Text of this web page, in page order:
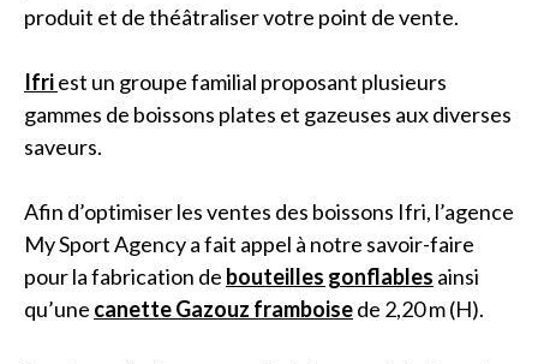
produit et de théâtraliser votre point de vente.
Ifriest un groupe familial proposant plusieurs
gammes de boissons plates et gazeuses aux diverses
saveurs.
Afin d’optimiser les ventes des boissons Ifri, l’agence
My Sport Agency a fait appel à notre savoir-faire
pour la fabrication de bouteilles gonflables ainsi
qu’une canette Gazouz framboisede 2,20 m (H).